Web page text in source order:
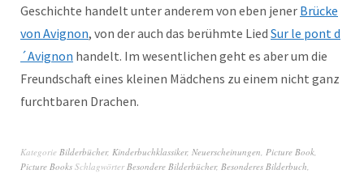
Geschichte handelt unter anderem von eben jener Brücke
von Avignon, von der auch das berühmte Lied Sur le pont d
´Avignon handelt. Im wesentlichen geht es aber um die
Freundschaft eines kleinen Mädchens zu einem nicht ganz
furchtbaren Drachen.
Kategorie Bilderbücher, Kinderbuchklassiker, Neuerscheinungen, Picture Book,
Picture Books SchlagwörterBesondere Bilderbücher, Besonderes Bilderbuch,